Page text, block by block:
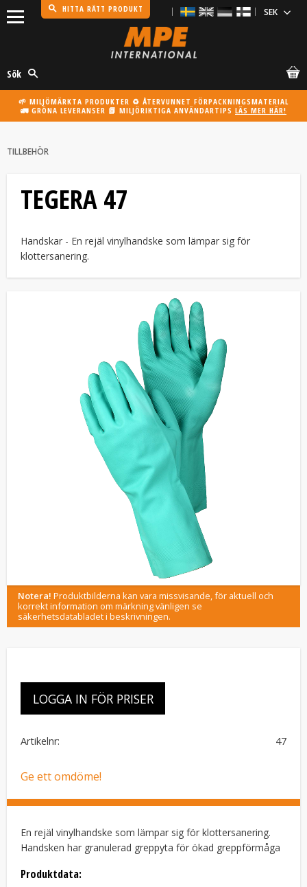
HITTA RÄTT PRODUKT
Sök
🌱 MILJÖMÄRKTA PRODUKTER ♻️ ÅTERVUNNET FÖRPACKNINGSMATERIAL
🚛 GRÖNA LEVERANSER 📗 MILJÖRIKTIGA ANVÄNDARTIPS LÄS MER HÄR!
TILLBEHÖR
TEGERA 47
Handskar - En rejäl vinylhandske som lämpar sig för
klottersanering.
Notera! Produktbilderna kan vara missvisande, för aktuell och
korrekt information om märkning vänligen se
säkerhetsdatabladet i beskrivningen.
LOGGA IN FÖR PRISER
Artikelnr 47
Ge ett omdöme!
En rejäl vinylhandske som lämpar sig för klottersanering.
Handsken har granulerad greppyta för ökad greppförmåga
Produktdata: